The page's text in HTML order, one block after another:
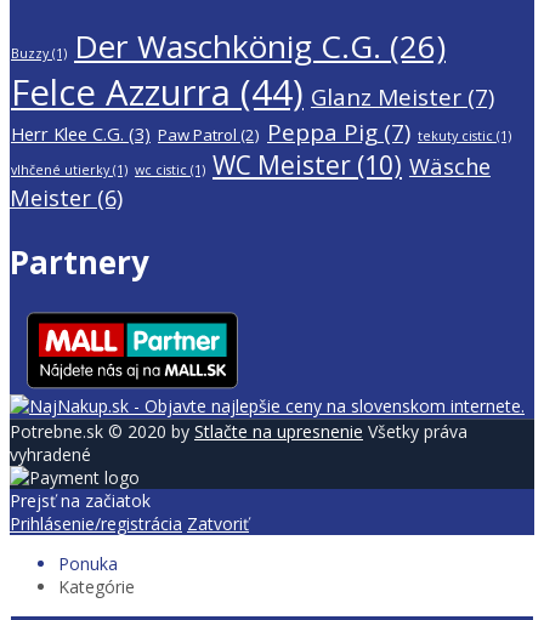
Buzzy(1) Der Waschkönig C.G. (26)
Felce Azzurra (44) Glanz Meister (7)
Herr Klee C.G. (3) Paw Patrol (2) Peppa Pig (7) tekuty cistic (1)
vlhčené utierky(1) wc cistic (1) WC Meister (10) Wäsche
Meister (6)
Partnery
Potrebne.sk © 2020 by Stlačte na upresnenie Všetky práva
vyhradené
Prejsť na začiatok
Prihlásenie/registrácia Zatvoriť
Ponuka
Kategórie